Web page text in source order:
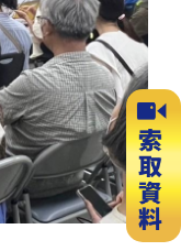
Next
slide